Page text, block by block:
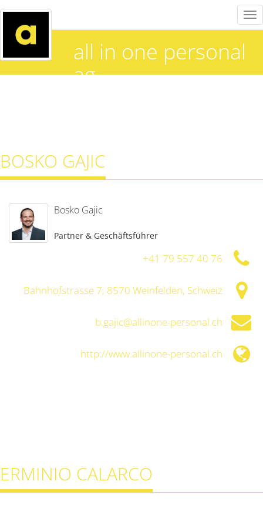
all in one personal
ag
BOSKO GAJIC
Bosko Gajic
Partner & Geschäftsführer
+41 79 557 40 76
Bahnhofstrasse 7, 8570 Weinfelden, Schweiz
b.gajic@allinone-personal.ch
http://www.allinone-personal.ch
ERMINIO CALARCO